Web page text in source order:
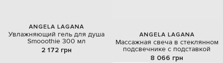
ANGELA LAGANA
Увлажняющий гель для душа
Smooothie 300 мл
2 172 грн
ANGELA LAGANA
Массажная свеча в стеклянном
подсвечнике с подставкой
8 066 грн